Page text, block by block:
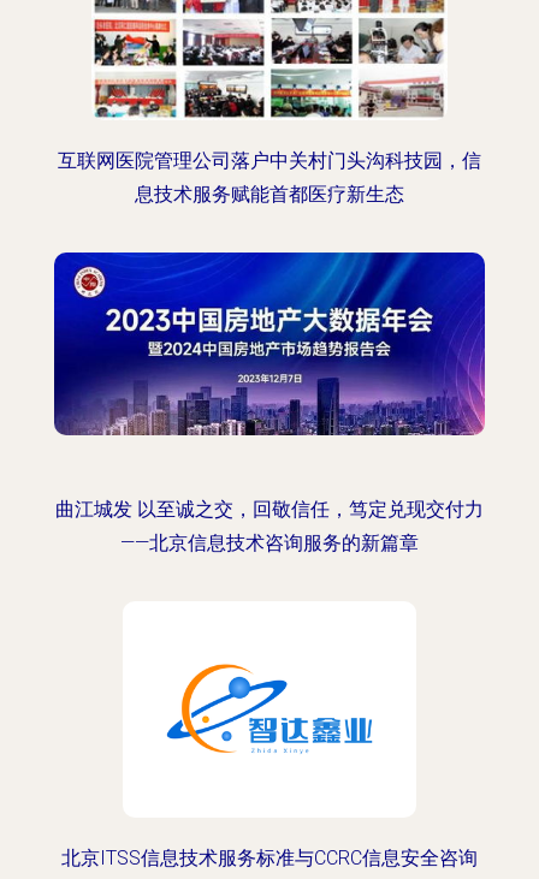
互联网医院管理公司落户中关村门头沟科技园，信
息技术服务赋能首都医疗新生态
曲江城发 以至诚之交，回敬信任，笃定兑现交付力
——北京信息技术咨询服务的新篇章
北京ITSS信息技术服务标准与CCRC信息安全咨询